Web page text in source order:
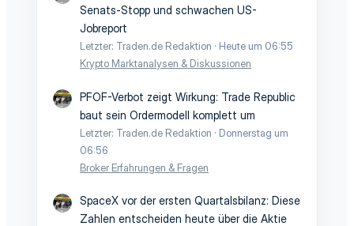
Senats-Stopp und schwachen US-
Jobreport
Letzter: Traden.de Redaktion
Heute um 06:55
Krypto Marktanalysen & Diskussionen
PFOF-Verbot zeigt Wirkung: Trade Republic
baut sein Ordermodell komplett um
Letzter: Traden.de Redaktion
Donnerstag um
06:56
Broker Erfahrungen & Fragen
SpaceX vor der ersten Quartalsbilanz: Diese
Zahlen entscheiden heute über die Aktie